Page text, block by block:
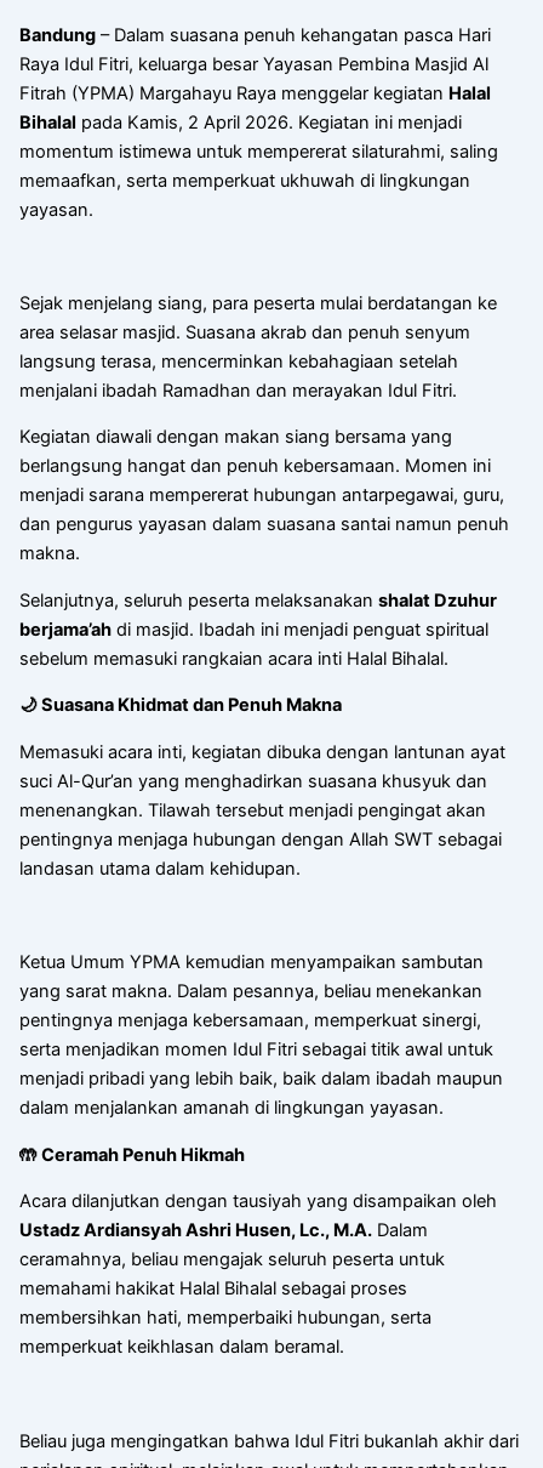
Bandung– Dalam suasana penuh kehangatan pasca Hari
Raya Idul Fitri, keluarga besar Yayasan Pembina Masjid Al
Fitrah (YPMA) Margahayu Raya menggelar kegiatan Halal
Bihalal pada Kamis, 2 April 2026. Kegiatan ini menjadi
momentum istimewa untuk mempererat silaturahmi, saling
memaafkan, serta memperkuat ukhuwah di lingkungan
yayasan.
Sejak menjelang siang, para peserta mulai berdatangan ke
area selasar masjid. Suasana akrab dan penuh senyum
langsung terasa, mencerminkan kebahagiaan setelah
menjalani ibadah Ramadhan dan merayakan Idul Fitri.
Kegiatan diawali dengan makan siang bersama yang
berlangsung hangat dan penuh kebersamaan. Momen ini
menjadi sarana mempererat hubungan antarpegawai, guru,
dan pengurus yayasan dalam suasana santai namun penuh
makna.
Selanjutnya, seluruh peserta melaksanakan shalat Dzuhur
berjama’ahdi masjid. Ibadah ini menjadi penguat spiritual
sebelum memasuki rangkaian acara inti Halal Bihalal.
🌙Suasana Khidmat dan Penuh Makna
Memasuki acara inti, kegiatan dibuka dengan lantunan ayat
suci Al-Qur’an yang menghadirkan suasana khusyuk dan
menenangkan. Tilawah tersebut menjadi pengingat akan
pentingnya menjaga hubungan dengan Allah SWT sebagai
landasan utama dalam kehidupan.
Ketua Umum YPMA kemudian menyampaikan sambutan
yang sarat makna. Dalam pesannya, beliau menekankan
pentingnya menjaga kebersamaan, memperkuat sinergi,
serta menjadikan momen Idul Fitri sebagai titik awal untuk
menjadi pribadi yang lebih baik, baik dalam ibadah maupun
dalam menjalankan amanah di lingkungan yayasan.
🤲 Ceramah Penuh Hikmah
Acara dilanjutkan dengan tausiyah yang disampaikan oleh
Ustadz Ardiansyah Ashri Husen, Lc., M.A.Dalam
ceramahnya, beliau mengajak seluruh peserta untuk
memahami hakikat Halal Bihalal sebagai proses
membersihkan hati, memperbaiki hubungan, serta
memperkuat keikhlasan dalam beramal.
Beliau juga mengingatkan bahwa Idul Fitri bukanlah akhir dari